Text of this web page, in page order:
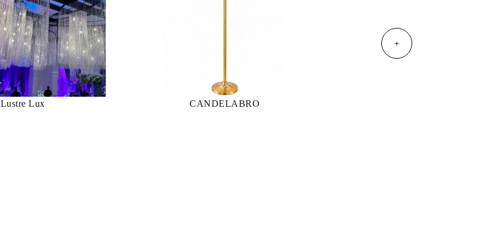
Lustre Lux CANDELABRO
+